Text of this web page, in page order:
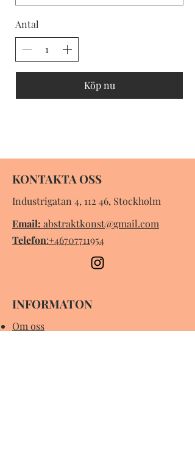
Antal
Köp nu
KONTAKTA OSS
Industrigatan 4, 112 46, Stockholm
Email: abstraktkonst@gmail.com
Telefon:+46707711954
INFORMATON
Om oss